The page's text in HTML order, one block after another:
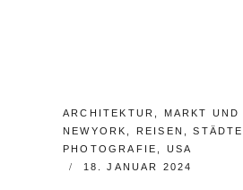
CATEGORIES:
ARCHITEKTUR MARKT UND
NEWYORK
REISEN ,STÄDTE
PHOTOGRAFIE
USA
POSTED
18. JANUAR 2024